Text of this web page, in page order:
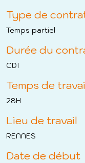
Type de
Temps partiel
Durée du
CDI
Temps de
28H
Lieu de travail
RENNES
Date de début